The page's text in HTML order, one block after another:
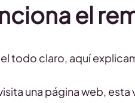
el
todo claro, aquí
una página web,